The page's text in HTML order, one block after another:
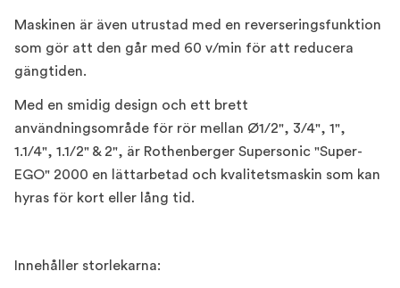
Maskinen är även utrustad med en reverseringsfunktion
som gör att den går med 60 v/min för att reducera
gängtiden.
Med en smidig design och ett brett
användningsområde för rör mellan Ø1/2", 3/4", 1",
1.1/4", 1.1/2" & 2", är Rothenberger Supersonic "Super-
EGO" 2000 en lättarbetad och kvalitetsmaskin som kan
hyras för kort eller lång tid.
Innehåller storlekarna: